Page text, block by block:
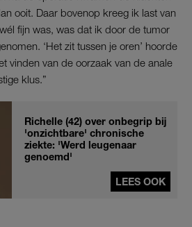
ooit. Daar bovenop kreeg ik last van
fijn was, was dat ik door de tumor
‘Het zit tussen je oren’ hoorde
vinden van de oorzaak van de anale
klus.”
Richelle (42) over onbegrip bij
'onzichtbare' chronische
ziekte: 'Werd leugenaar
genoemd'
LEES OOK